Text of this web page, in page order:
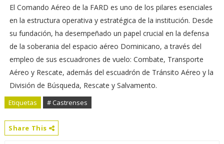
El Comando Aéreo de la FARD es uno de los pilares esenciales
en la estructura operativa y estratégica de la institución. Desde
su fundación, ha desempeñado un papel crucial en la defensa
de la soberania del espacio aéreo Dominicano, a través del
empleo de sus escuadrones de vuelo: Combate, Transporte
Aéreo y Rescate, además del escuadrón de Tránsito Aéreo y la
División de Búsqueda, Rescate y Salvamento.
Etiquetas # Castrenses
Share This